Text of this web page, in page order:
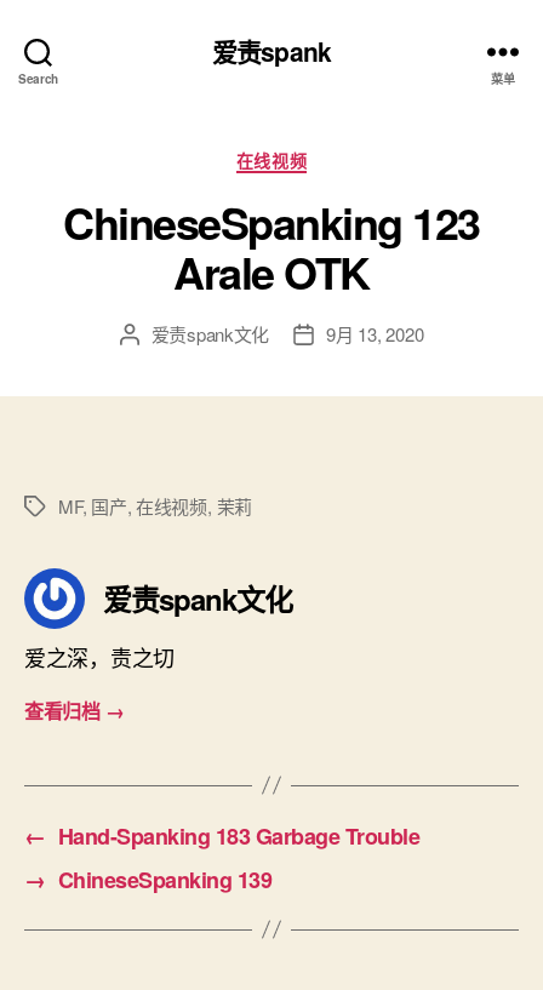
Search
爱责spank
菜单
分
类
在线视频
ChineseSpanking 123
Arale OTK
文 爱责spank文化
发 9月 13, 2020
标
MF, 国产,在线视频, 茉莉
爱责spank文化
爱之深，责之切
查看归档 →
← Hand-Spanking 183 Garbage Trouble
→ ChineseSpanking 139